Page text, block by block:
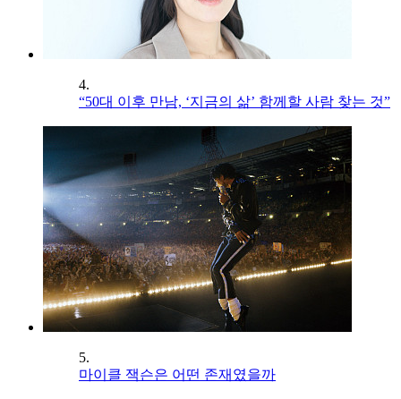
4.
“50대 이후 만남, ‘지금의 삶’ 함께할 사람 찾는 것”
5.
마이클 잭슨은 어떤 존재였을까